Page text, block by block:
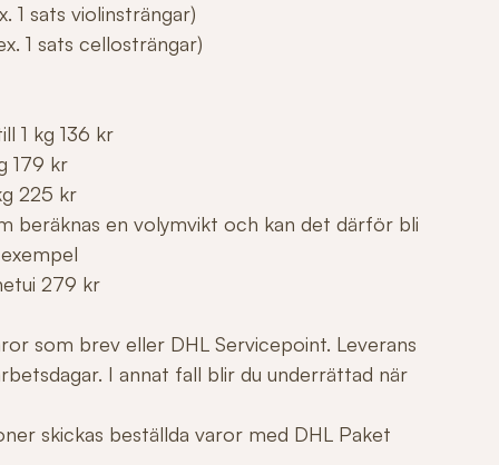
1 sats violinsträngar)
1 sats cellosträngar)
1 kg 136 kr
179 kr
225 kr
beräknas en volymvikt och kan det därför bli
279 kr
som brev eller DHL Servicepoint. Leverans
I annat fall blir du underrättad när
skickas beställda varor med DHL Paket